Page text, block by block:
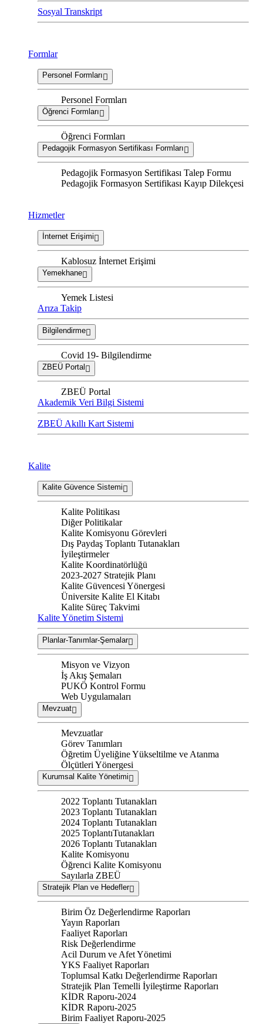
Sosyal Transkript
Formlar
Personel Formları
Personel Formları
Öğrenci Formları
Öğrenci Formları
Pedagojik Formasyon Sertifikası Formları
Pedagojik Formasyon Sertifikası Talep Formu
Pedagojik Formasyon Sertifikası Kayıp Dilekçesi
Hizmetler
İnternet Erişimi
Kablosuz İnternet Erişimi
Yemekhane
Yemek Listesi
Arıza Takip
Bilgilendirme
Covid 19- Bilgilendirme
ZBEÜ Portal
ZBEÜ Portal
Akademik Veri Bilgi Sistemi
ZBEÜ Akıllı Kart Sistemi
Kalite
Kalite Güvence Sistemi
Kalite Politikası
Diğer Politikalar
Kalite Komisyonu Görevleri
Dış Paydaş Toplantı Tutanakları
İyileştirmeler
Kalite Koordinatörlüğü
2023-2027 Stratejik Planı
Kalite Güvencesi Yönergesi
Üniversite Kalite El Kitabı
Kalite Süreç Takvimi
Kalite Yönetim Sistemi
Planlar-Tanımlar-Şemalar
Misyon ve Vizyon
İş Akış Şemaları
PUKÖ Kontrol Formu
Web Uygulamaları
Mevzuat
Mevzuatlar
Görev Tanımları
Öğretim Üyeliğine Yükseltilme ve Atanma
Ölçütleri Yönergesi
Kurumsal Kalite Yönetimi
2022 Toplantı Tutanakları
2023 Toplantı Tutanakları
2024 Toplantı Tutanakları
2025 ToplantıTutanakları
2026 Toplantı Tutanakları
Kalite Komisyonu
Öğrenci Kalite Komisyonu
Sayılarla ZBEÜ
Stratejik Plan ve Hedefler
Birim Öz Değerlendirme Raporları
Yayın Raporları
Faaliyet Raporları
Risk Değerlendirme
Acil Durum ve Afet Yönetimi
YKS Faaliyet Raporları
Toplumsal Katkı Değerlendirme Raporları
Stratejik Plan Temelli İyileştirme Raporları
KİDR Raporu-2024
KİDR Raporu-2025
Birim Faaliyet Raporu-2025